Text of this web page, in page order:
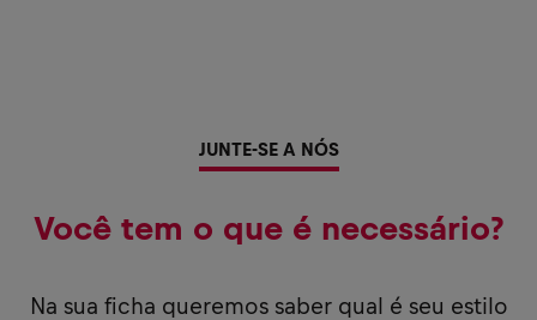
JUNTE-SE A NÓS
Você tem o que é necessário?
Na sua ficha queremos saber qual é seu estilo